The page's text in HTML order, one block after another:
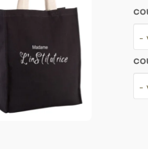
du sac :
couleur d'ecriture :